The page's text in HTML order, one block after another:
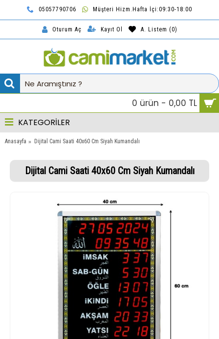
05057790706 Müşteri Hizm.Hafta İçi:09:30-18:00
Oturum Aç Kayıt Ol A. Listem (0)
0 ürün - 0,00 TL
KATEGORİLER
Anasayfa Dijital Cami Saati 40x60 Cm Siyah Kumandalı
Dijital Cami Saati 40x60 Cm Siyah Kumandalı